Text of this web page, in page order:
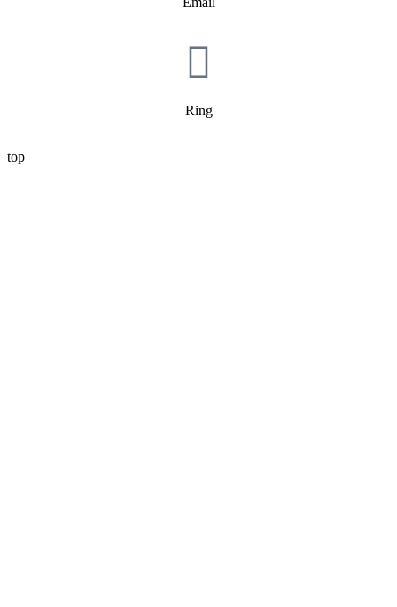
Ring
top